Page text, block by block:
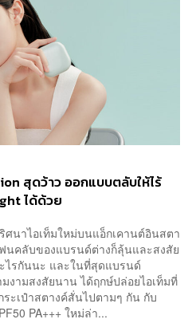
สุดว้าว ออกแบบตลับให้ไร้
ได้ด้วย
ศนาไอเท็มใหม่บนแอ็กเคานต์อินสตา
นคลับของแบรนด์ต่างก็ลุ้นและสงสัย
ไรกันนะ และในที่สุดแบรนด์
งามสงสัยนาน ได้ฤกษ์ปล่อยไอเท็มที่
ะเป๋าสตางค์สั่นไปตามๆ กัน กับ
PA+++ ใหม่ล่า...